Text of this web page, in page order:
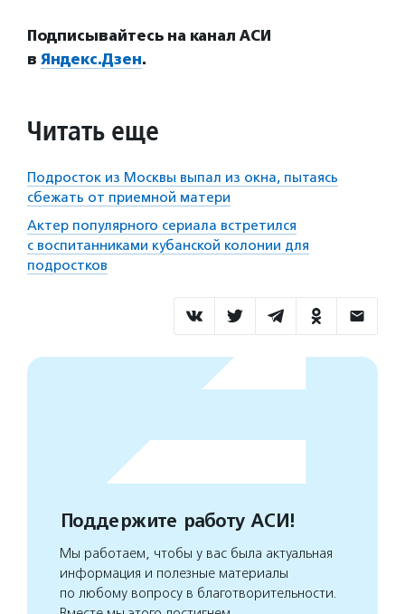
Подписывайтесь на канал АСИ
в Яндекс.Дзен.
Читать еще
Подросток из Москвы выпал из окна, пытаясь
сбежать от приемной матери
Актер популярного сериала встретился
с воспитанниками кубанской колонии для
подростков
Поддержите работу АСИ!
Мы работаем, чтобы у вас была актуальная
информация и полезные материалы
по любому вопросу в благотворительности.